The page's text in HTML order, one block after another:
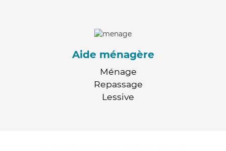
Aide ménagère
Ménage
Repassage
Lessive